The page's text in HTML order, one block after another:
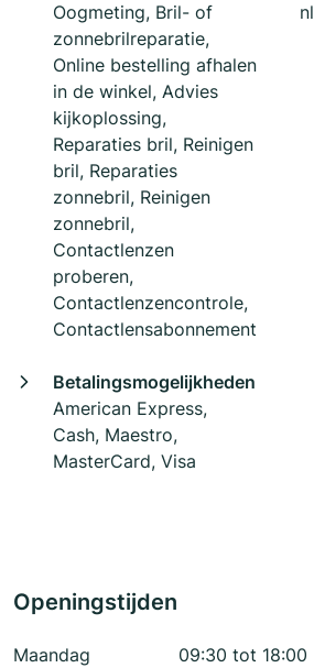
Oogmeting, Bril- of
zonnebrilreparatie,
Online bestelling afhalen
in de winkel, Advies
kijkoplossing,
Reparaties bril, Reinigen
bril, Reparaties
zonnebril, Reinigen
zonnebril,
Contactlenzen
proberen,
Contactlenzencontrole,
Contactlensabonnement
nl
Betalingsmogelijkheden
American Express,
Cash, Maestro,
MasterCard, Visa
Openingstijden
Maandag
09:30 tot 18:00